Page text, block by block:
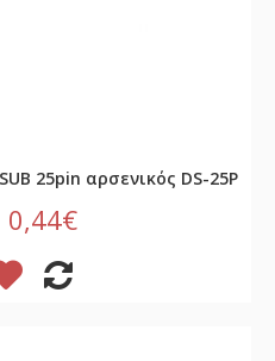
25pin αρσενικός DS-25P
0,44€